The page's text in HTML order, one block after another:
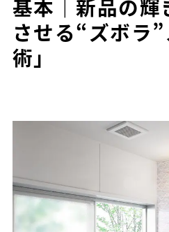
基本｜新品の
させる“ズボラ
術」